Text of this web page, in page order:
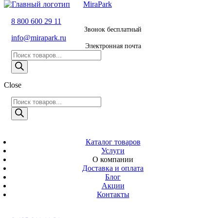
Звонок
бесплатный
8 495 011 11 21
Электронная
Время работы
Москва, ул.
Новослободская
д. 57/65, помещ.
MiraPark
8 800 600 29 11
Звонок бесплатный
info@mirapark.ru
Электронная почта
Поиск
товаров
Close
Поиск
товаров
Каталог товаров
Услуги
О компании
Доставка и оплата
Блог
Акции
Контакты